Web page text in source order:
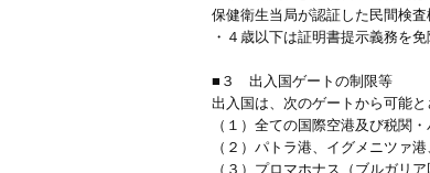
保健衛生当局が認証した民間検
・４歳以下は証明書提示義務を免
■３ 出入国ゲートの制限等
出入国は、次のゲートから可能と
（１）全ての国際空港及び税関
（２）パトラ港、イグメニツァ
（３）プロマホナス（ブルガリ